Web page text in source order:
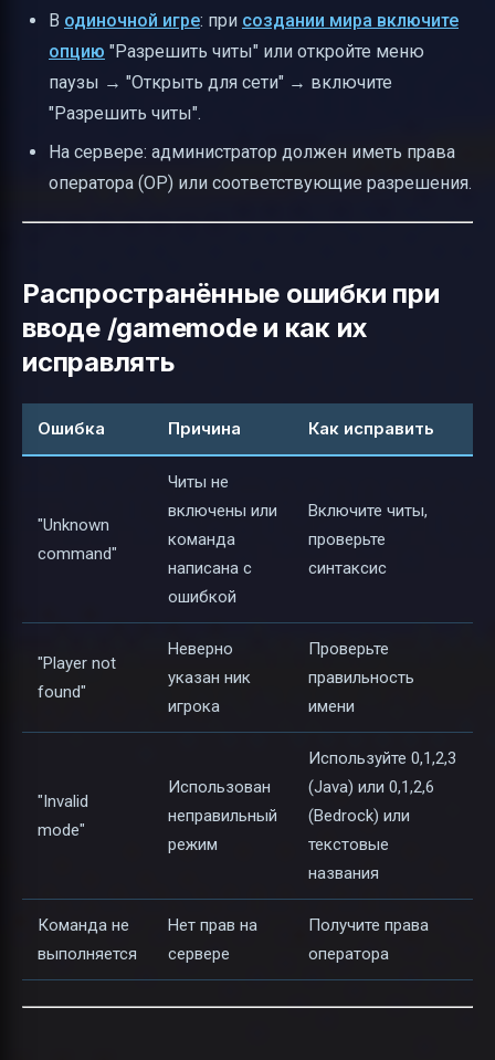
В одиночной игре: при создании мира включите
опцию "Разрешить читы" или откройте меню
паузы → "Открыть для сети" → включите
"Разрешить читы".
На сервере: администратор должен иметь права
оператора (OP) или соответствующие разрешения.
Распространённые ошибки при
вводе /gamemode и как их
исправлять
Ошибка Причина Как исправить
"Unknown
command"
Читы не
включены или
команда
написана с
ошибкой
Включите читы,
проверьте
синтаксис
"Player not
found"
Неверно
указан ник
игрока
Проверьте
правильность
имени
"Invalid
mode"
Использован
неправильный
режим
Используйте 0,1,2,3
(Java) или 0,1,2,6
(Bedrock) или
текстовые
названия
Команда не
выполняется
Нет прав на
сервере
Получите права
оператора